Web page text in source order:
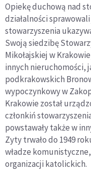
Opiekę duchową nad
działalności
stowarzyszenia
Swoją siedzibę
Mikołajskiej w
innych nieruchomości,
podkrakowskich
wypoczynkowy w
Krakowie został
członkiń
powstawały także w
Zyty trwało do 1949
władze
organizacji katolickich.